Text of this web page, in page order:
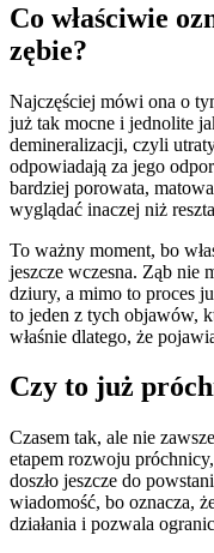
Co właściwie
zębie?
Najczęściej mówi ona o
już tak mocne i jednolite
demineralizacji, czyli
odpowiadają za jego
bardziej porowata,
wyglądać inaczej niż
To ważny moment, bo
jeszcze wczesna. Ząb nie
dziury, a mimo to proces
to jeden z tych objawów,
właśnie dlatego, że
Czy to już
Czasem tak, ale nie
etapem rozwoju
doszło jeszcze do
wiadomość, bo oznacza,
działania i pozwala